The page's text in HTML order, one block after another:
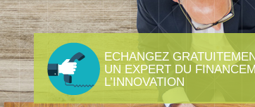
ECHANGEZ
UN EXPERT DU
L’INNOVATION